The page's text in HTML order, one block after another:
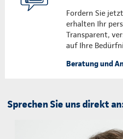
Fordern Sie
erhalten Ihr
Transparent,
auf Ihre
Beratung und
Sprechen Sie uns direkt